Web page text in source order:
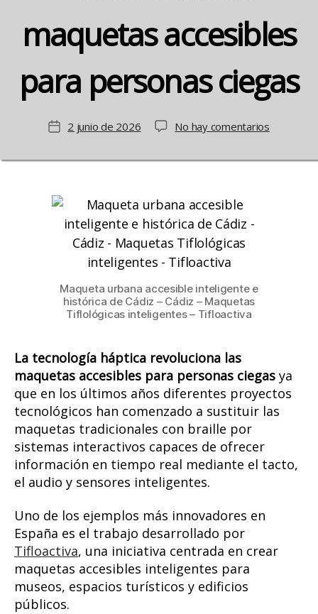
maquetas accesibles
para personas ciegas
Fecha
la
2 junio de 2026 No hay comentariosen
tecnología
Maqueta urbana accesible inteligente e
histórica de Cádiz – Cádiz – Maquetas
Tiflológicas inteligentes – Tifloactiva
La tecnología háptica revoluciona las
maquetas accesibles para personas ciegas ya
que en los últimos años diferentes proyectos
tecnológicos han comenzado a sustituir las
maquetas tradicionales con braille por
sistemas interactivos capaces de ofrecer
información en tiempo real mediante el tacto,
el audio y sensores inteligentes.
Uno de los ejemplos más innovadores en
España es el trabajo desarrollado por
Tifloactiva, una iniciativa centrada en crear
maquetas accesibles inteligentes para
museos, espacios turísticos y edificios
públicos.